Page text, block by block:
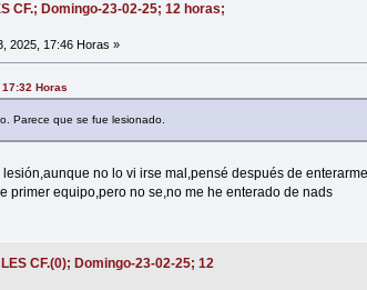
CF.; Domingo-23-02-25; 12 horas;
2025, 17:46 Horas »
Horas
Parece que se fue lesionado.
no lo vi irse mal,pensé después de
primer equipo,pero no se,no me he enterado de nads
CF.(0); Domingo-23-02-25; 12